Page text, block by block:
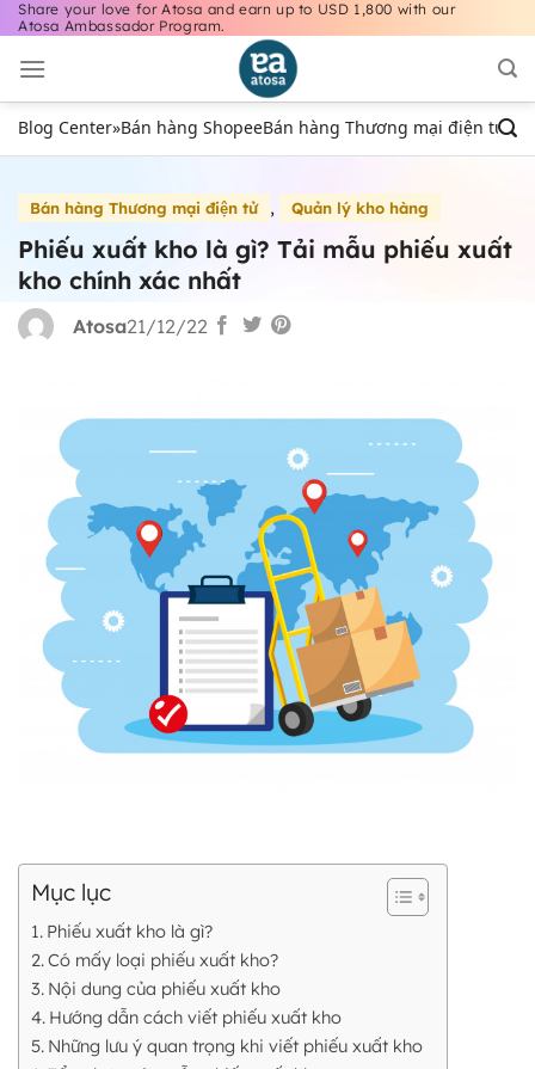
Bỏ
nội
dung
Share your love for Atosa and earn up to USD 1,800 with our
Atosa Ambassador Program.
Blog Center»Bán hàng ShopeeBán hàng Thương mại điện tử
Bán hàng Thương mại điện tử , Quản lý kho hàng
Phiếu xuất kho là gì? Tải mẫu phiếu xuất
kho chính xác nhất
Atosa21/12/22
Mục lục
Phiếu xuất kho là gì?
Có mấy loại phiếu xuất kho?
Nội dung của phiếu xuất kho
Hướng dẫn cách viết phiếu xuất kho
Những lưu ý quan trọng khi viết phiếu xuất kho